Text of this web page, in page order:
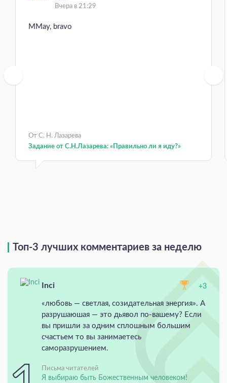
Вчера в 21:29
MMay, bravo
От С. Н. Лазарева
Задание от С.Н.Лазарева: «Правильно ли я иду?»
Топ-3 лучших комментариев за неделю
Inci +3
«любовь — светлая, созидательная энергия». А
разрушаюшая — это дьявол по-вашему? Если
вы пришли за одним сплошным большим
счастьем то вы занимаетесь
саморазрушением.
Письма читателей
Я выбираю быть Божественным человеком!